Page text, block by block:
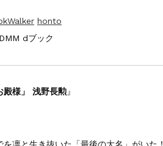
honto
dブック
殿様」 浅野長勲』